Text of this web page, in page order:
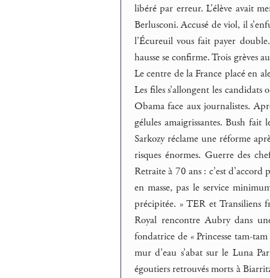
libéré par erreur. L’élève avait
Berlusconi. Accusé de viol, il
l’Écureuil vous fait payer
hausse se confirme. Trois grèves
Le centre de la France placé en
Les files s’allongent les
Obama face aux journalistes.
gélules amaigrissantes. Bush
Sarkozy réclame une réforme
risques énormes. Guerre des
Retraite à 70 ans : c’est d’accord
en masse, pas le service
précipitée. » TER et Transiliens
Royal rencontre Aubry dans
fondatrice de « Princesse tam-
mur d’eau s’abat sur le Luna
égoutiers retrouvés morts à